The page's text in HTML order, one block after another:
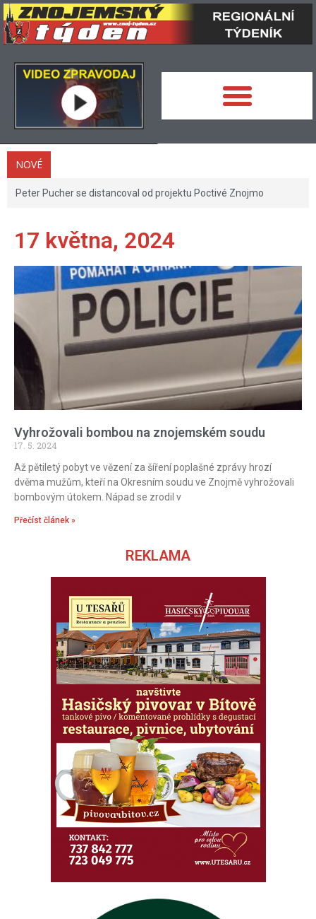
NOVÉ
Peter Pucher se distancoval od projektu Poctivé Znojmo
17 května, 2024
Vyhrožovali bombou na znojemském soudu
17. 5. 2024
Až pětiletý pobyt ve vězení za šíření poplašné zprávy hrozí
dvěma mužům, kteří na Okresním soudu ve Znojmě vyhrožovali
bombovým útokem. Nápad se zrodil v
Přečíst článek »
REKLAMA